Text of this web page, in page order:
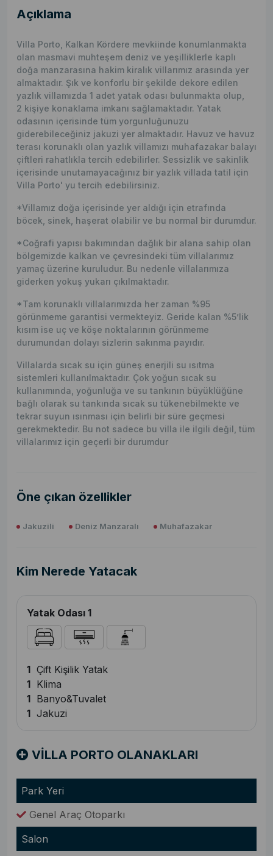
Açıklama
Villa Porto, Kalkan Kördere mevkiinde konumlanmakta
olan masmavi muhteşem deniz ve yeşilliklerle kaplı
doğa manzarasına hakim kiralık villarımız arasında yer
almaktadır. Şık ve konforlu bir şekilde dekore edilen
yazlık villamızda 1 adet yatak odası bulunmakta olup,
2 kişiye konaklama imkanı sağlamaktadır. Yatak
odasının içerisinde tüm yorgunluğunuzu
giderebileceğiniz jakuzi yer almaktadır. Havuz ve havuz
terası korunaklı olan yazlık villamızı muhafazakar balayı
çiftleri rahatlıkla tercih edebilirler. Sessizlik ve sakinlik
içerisinde unutamayacağınız bir yazlık villada tatil için
Villa Porto' yu tercih edebilirsiniz.
*Villamız doğa içerisinde yer aldığı için etrafında
böcek, sinek, haşerat olabilir ve bu normal bir durumdur.
*Coğrafi yapısı bakımından dağlık bir alana sahip olan
bölgemizde kalkan ve çevresindeki tüm villalarımız
yamaç üzerine kuruludur. Bu nedenle villalarımıza
giderken yokuş yukarı çıkılmaktadır.
*Tam korunaklı villalarımızda her zaman %95
görünmeme garantisi vermekteyiz. Geride kalan %5’lik
kısım ise uç ve köşe noktalarının görünmeme
durumundan dolayı sizlerin sakınma payıdır.
Villalarda sıcak su için güneş enerjili su ısıtma
sistemleri kullanılmaktadır. Çok yoğun sıcak su
kullanımında, yoğunluğa ve su tankının büyüklüğüne
bağlı olarak su tankında sıcak su tükenebilmekte ve
tekrar suyun ısınması için belirli bir süre geçmesi
gerekmektedir. Bu not sadece bu villa ile ilgili değil, tüm
villalarımız için geçerli bir durumdur
Öne çıkan özellikler
Jakuzili Deniz Manzaralı Muhafazakar
Kim Nerede Yatacak
Yatak Odası 1
1 Çift Kişilik Yatak
1 Klima
1 Banyo&Tuvalet
1 Jakuzi
VİLLA PORTO OLANAKLARI
Park Yeri
Genel Araç Otoparkı
Salon